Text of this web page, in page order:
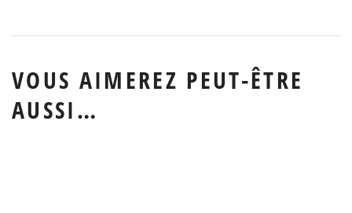
VOUS AIMEREZ PEUT-ÊTRE
AUSSI…